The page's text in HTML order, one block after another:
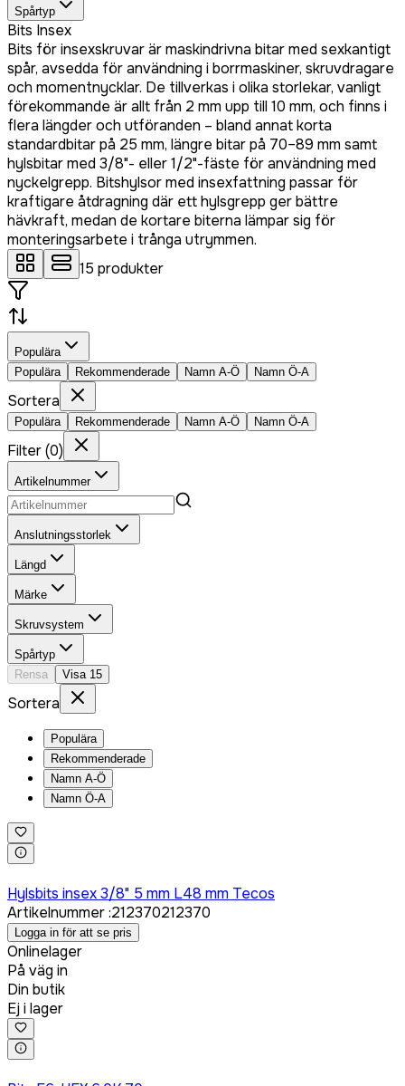
Spårtyp
Bits Insex
Bits för insexskruvar är maskindrivna bitar med sexkantigt
spår, avsedda för användning i borrmaskiner, skruvdragare
och momentnycklar. De tillverkas i olika storlekar, vanligt
förekommande är allt från 2 mm upp till 10 mm, och finns i
flera längder och utföranden – bland annat korta
standardbitar på 25 mm, längre bitar på 70–89 mm samt
hylsbitar med 3/8"- eller 1/2"-fäste för användning med
nyckelgrepp. Bitshylsor med insexfattning passar för
kraftigare åtdragning där ett hylsgrepp ger bättre
hävkraft, medan de kortare biterna lämpar sig för
monteringsarbete i trånga utrymmen.
15 produkter
Populära
Populära
Rekommenderade Namn A-Ö Namn Ö-A
Sortera
Populära Rekommenderade Namn A-Ö Namn Ö-A
Filter(0)
Artikelnummer
Anslutningsstorlek
Längd
Märke
Skruvsystem
Spårtyp
Rensa
Visa 15
Sortera
Populära
Rekommenderade
Namn A-Ö
Namn Ö-A
Hylsbits insex 3/8" 5 mm L48 mm Tecos
Artikelnummer:212370212370
Logga in för att se pris
Onlinelager
På väg in
Din butik
Ej i lager